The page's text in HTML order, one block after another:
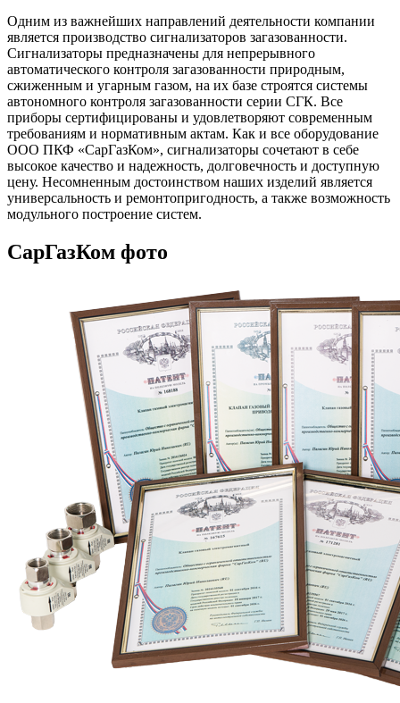
Одним из важнейших направлений деятельности компании
является производство сигнализаторов загазованности.
Сигнализаторы предназначены для непрерывного
автоматического контроля загазованности природным,
сжиженным и угарным газом, на их базе строятся системы
автономного контроля загазованности серии СГК. Все
приборы сертифицированы и удовлетворяют современным
требованиям и нормативным актам. Как и все оборудование
ООО ПКФ «СарГазКом», сигнализаторы сочетают в себе
высокое качество и надежность, долговечность и доступную
цену. Несомненным достоинством наших изделий является
универсальность и ремонтопригодность, а также возможность
модульного построение систем.
СарГазКом фото